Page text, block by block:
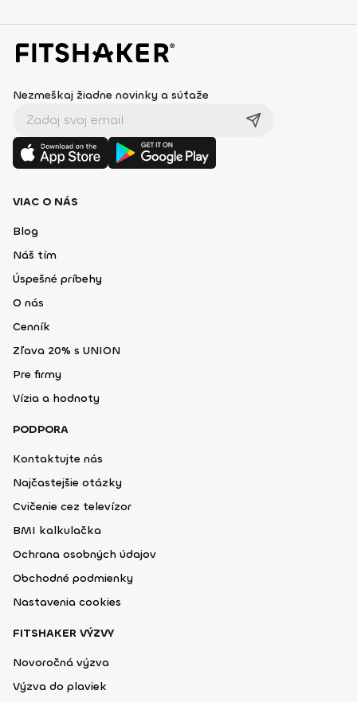
Nezmeškaj žiadne novinky a súťaže
VIAC O NÁS
Blog
Náš tím
Úspešné príbehy
O nás
Cenník
Zľava 20% s UNION
Pre firmy
Vízia a hodnoty
PODPORA
Kontaktujte nás
Najčastejšie otázky
Cvičenie cez televízor
BMI kalkulačka
Ochrana osobných údajov
Obchodné podmienky
Nastavenia cookies
FITSHAKER VÝZVY
Novoročná výzva
Výzva do plaviek